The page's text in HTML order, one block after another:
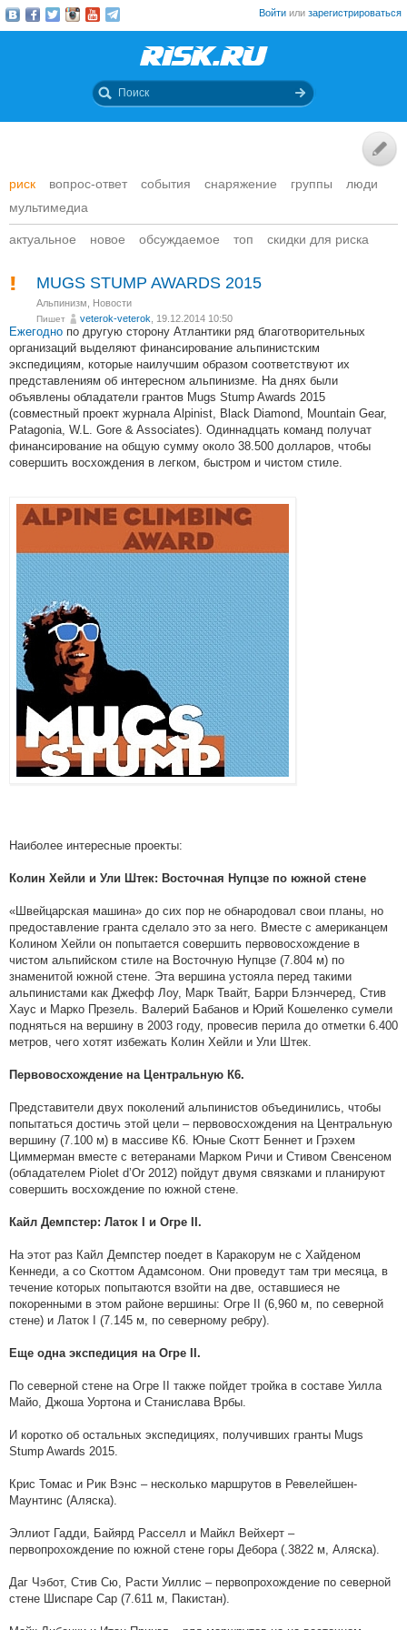
Войти или зарегистрироваться
риск вопрос-ответ события снаряжение группы
люди
мультимедиа
актуальное новое обсуждаемое топ скидки для риска
MUGS STUMP AWARDS 2015
Альпинизм Новости
Пишет veterok-veterok , 19.12.2014 10:50
Ежегодно по другую сторону Атлантики ряд благотворительных
организаций выделяют финансирование альпинистским
экспедициям, которые наилучшим образом соответствуют их
представлениям об интересном альпинизме. На днях были
объявлены обладатели грантов Mugs Stump Awards 2015
(совместный проект журнала Alpinist, Black Diamond, Mountain Gear,
Patagonia, W.L. Gore & Associates). Одиннадцать команд получат
финансирование на общую сумму около 38.500 долларов, чтобы
совершить восхождения в легком, быстром и чистом стиле.
Наиболее интересные проекты:
Колин Хейли и Ули Штек: Восточная Нупцзе по южной стене
«Швейцарская машина» до сих пор не обнародовал свои планы, но
предоставление гранта сделало это за него. Вместе с американцем
Колином Хейли он попытается совершить первовосхождение в
чистом альпийском стиле на Восточную Нупцзе (7.804 м) по
знаменитой южной стене. Эта вершина устояла перед такими
альпинистами как Джефф Лоу, Марк Твайт, Барри Блэнчеред, Стив
Хаус и Марко Презель. Валерий Бабанов и Юрий Кошеленко сумели
подняться на вершину в 2003 году, провесив перила до отметки 6.400
метров, чего хотят избежать Колин Хейли и Ули Штек.
Первовосхождение на Центральную К6.
Представители двух поколений альпинистов объединились, чтобы
попытаться достичь этой цели – первовосхождения на Центральную
вершину (7.100 м) в массиве К6. Юные Скотт Беннет и Грэхем
Циммерман вместе с ветеранами Марком Ричи и Стивом Свенсеном
(обладателем Piolet d’Or 2012) пойдут двумя связками и планируют
совершить восхождение по южной стене.
Кайл Демпстер: Латок I и Огре II.
На этот раз Кайл Демпстер поедет в Каракорум не с Хайденом
Кеннеди, а со Скоттом Адамсоном. Они проведут там три месяца, в
течение которых попытаются взойти на две, оставшиеся не
покоренными в этом районе вершины: Огре II (6,960 м, по северной
стене) и Латок I (7.145 м, по северному ребру).
Еще одна экспедиция на Огре II.
По северной стене на Огре II также пойдет тройка в составе Уилла
Майо, Джоша Уортона и Станислава Врбы.
И коротко об остальных экспедициях, получивших гранты Mugs
Stump Awards 2015.
Крис Томас и Рик Вэнс – несколько маршрутов в Ревелейшен-
Маунтинс (Аляска).
Эллиот Гадди, Байярд Расселл и Майкл Вейхерт –
первопрохождение по южной стене горы Дебора (.3822 м, Аляска).
Даг Чэбот, Стив Сю, Расти Уиллис – первопрохождение по северной
стене Шиспаре Сар (7.611 м, Пакистан).